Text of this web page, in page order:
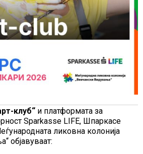
клуб“ и платформата за
Sparkasse LIFE, Шпаркасе
ликовна колонија
објавуваат: